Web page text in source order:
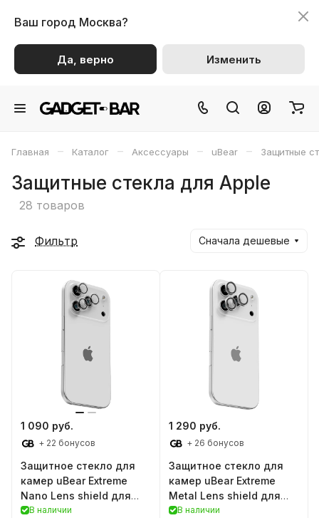
Ваш город Москва?
Да, верно Изменить
Главная – Каталог – Аксессуары – uBear – Защитные
Защитные стекла для Apple
28 товаров
Фильтр Сначала дешевые
1 090 руб.
+ 22 бонусов
Защитное стекло для
камер uBear Extreme
Nano Lens shield для
iPhone 17 Pro\Pro Max
В наличии
1 290 руб.
+ 26 бонусов
Защитное стекло для
камер uBear Extreme
Metal Lens shield для
iPhone 17 Pro\Pro Max
В наличии